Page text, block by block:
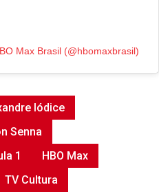
Max Brasil (@hbomaxbrasil)
Iódice
Senna
1
HBO Max
TV Cultura